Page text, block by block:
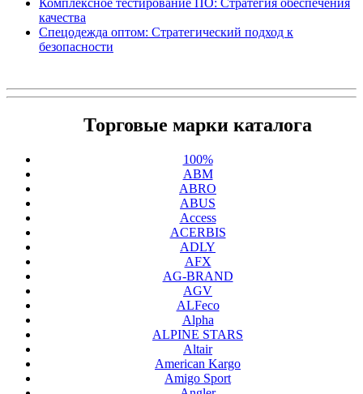
качества
Спецодежда оптом: Стратегический подход к
безопасности
Торговые марки каталога
100%
ABM
ABRO
ABUS
Access
ACERBIS
ADLY
AFX
AG-BRAND
AGV
ALFeco
Alpha
ALPINE STARS
Altair
American Kargo
Amigo Sport